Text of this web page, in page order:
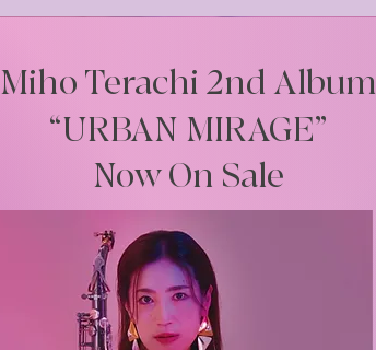
Miho Terachi 2nd Album
“URBAN MIRAGE”
Now On Sale​​​